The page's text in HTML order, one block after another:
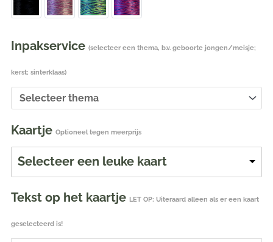
Inpakservice (selecteer een thema, b.v. geboorte jongen/meisje;
kerst; sinterklaas)
Kaartje Optioneel tegen meerprijs
Selecteer een leuke kaart
Tekst op het kaartje LET OP: Uiteraard alleen als er een kaart
geselecteerd is!